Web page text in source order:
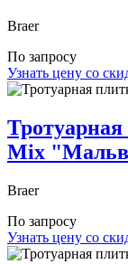
Braer
По запросу
Узнать цену со
Mix
Braer
По запросу
Узнать цену со